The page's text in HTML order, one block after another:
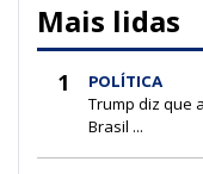
Mais lidas
1 POLÍTICA
Trump diz que
Brasil ...